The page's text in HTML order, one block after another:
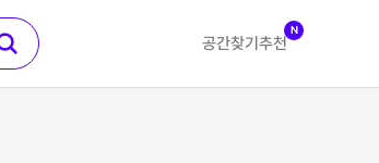
공간찾기 추천
N